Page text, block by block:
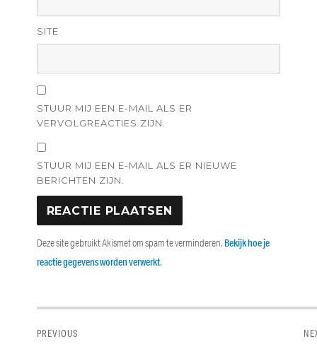
SITE
STUUR MIJ EEN E-MAIL ALS ER
VERVOLGREACTIES ZIJN.
STUUR MIJ EEN E-MAIL ALS ER NIEUWE
BERICHTEN ZIJN.
Deze site gebruikt Akismet om spam te verminderen. Bekijk hoe je
reactie gegevens worden verwerkt.
Bericht
navigatie
PREVIOUS